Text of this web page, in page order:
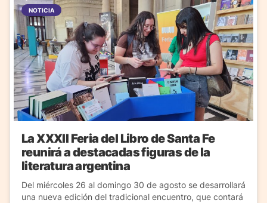
NOTICIA
La XXXII Feria del Libro de Santa Fe
reunirá a destacadas figuras de la
literatura argentina
Del miércoles 26 al domingo 30 de agosto se desarrollará
una nueva edición del tradicional encuentro, que contará